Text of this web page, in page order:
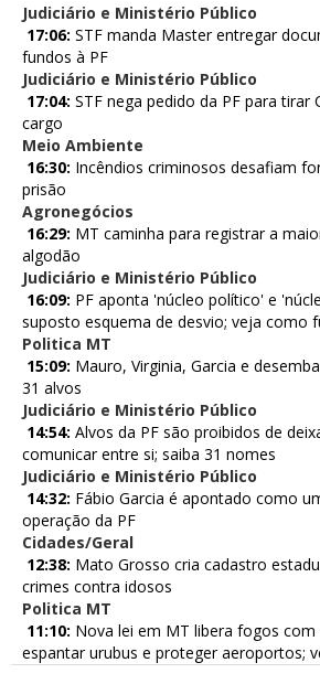
Judiciário e Ministério Público
17:06: STF manda Master entregar
fundos à PF
Judiciário e Ministério Público
17:04: STF nega pedido da PF para tirar
cargo
Meio Ambiente
16:30: Incêndios criminosos desafiam
prisão
Agronegócios
16:29: MT caminha para registrar a
algodão
Judiciário e Ministério Público
16:09: PF aponta 'núcleo político' e
suposto esquema de desvio; veja como
Politica MT
15:09: Mauro, Virginia, Garcia e
31 alvos
Judiciário e Ministério Público
14:54: Alvos da PF são proibidos de
comunicar entre si; saiba 31 nomes
Judiciário e Ministério Público
14:32: Fábio Garcia é apontado como
operação da PF
Cidades/Geral
12:38: Mato Grosso cria cadastro
crimes contra idosos
Politica MT
11:10: Nova lei em MT libera fogos
espantar urubus e proteger aeroportos;